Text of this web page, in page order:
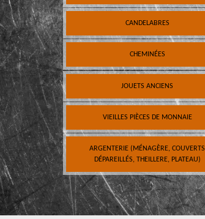
CANDELABRES
CHEMINÉES
JOUETS ANCIENS
VIEILLES PIÈCES DE MONNAIE
ARGENTERIE (MÉNAGÈRE, COUVERTS
DÉPAREILLÉS, THEILLERE, PLATEAU)